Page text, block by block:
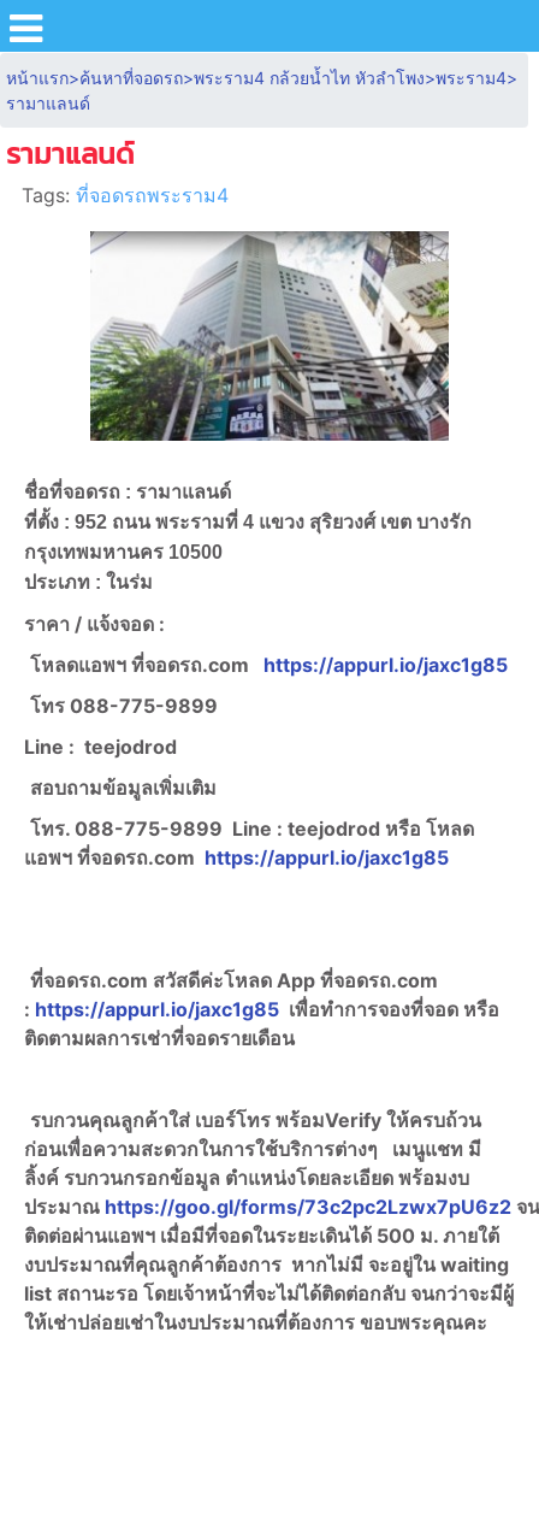
หน้าแรก>ค้นหาที่จอดรถ>พระราม4 กล้วยน้ำไท หัวลำโพง>พระราม4>
รามาแลนด์
รามาแลนด์
Tags:ที่จอดรถพระราม4
ชื่อที่จอดรถ : รามาแลนด์
ที่ตั้ง : 952 ถนน พระรามที่ 4 แขวง สุริยวงศ์ เขต บางรัก
กรุงเทพมหานคร 10500
ประเภท : ในร่ม
ราคา / แจ้งจอด :
โหลดแอพฯ ที่จอดรถ.com
https://appurl.io/jaxc1g85
โทร 088-775-9899
Line : teejodrod
สอบถามข้อมูลเพิ่มเติม
โทร. 088-775-9899 Line : teejodrod หรือ โหลด
แอพฯ ที่จอดรถ.com https://appurl.io/jaxc1g85
ที่จอดรถ.com สวัสดีค่ะโหลด App ที่จอดรถ.com
: https://appurl.io/jaxc1g85 เพื่อทำการจองที่จอด หรือ
ติดตามผลการเช่าที่จอดรายเดือน
รบกวนคุณลูกค้าใส่ เบอร์โทร พร้อมVerify ให้ครบถ้วน
ก่อนเพื่อความสะดวกในการใช้บริการต่างๆ เมนูแชท มี
ลิ้งค์ รบกวนกรอกข้อมูล ตำแหน่งโดยละเอียด พร้อมงบ
ประมาณ https://goo.gl/forms/73c2pc2Lzwx7pU6z2 จ
ติดต่อผ่านแอพฯ เมื่อมีที่จอดในระยะเดินได้ 500 ม. ภายใต้
งบประมาณที่คุณลูกค้าต้องการ หากไม่มี จะอยู่ใน waiting
list สถานะรอ โดยเจ้าหน้าที่จะไม่ได้ติดต่อกลับ จนกว่าจะมีผู้
ให้เช่าปล่อยเช่าในงบประมาณที่ต้องการ ขอบพระคุณคะ